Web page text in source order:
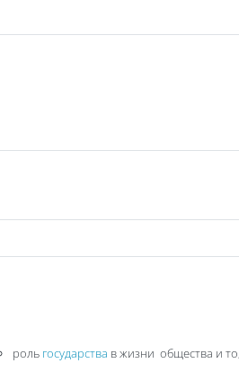
роль государства в жизни общества и